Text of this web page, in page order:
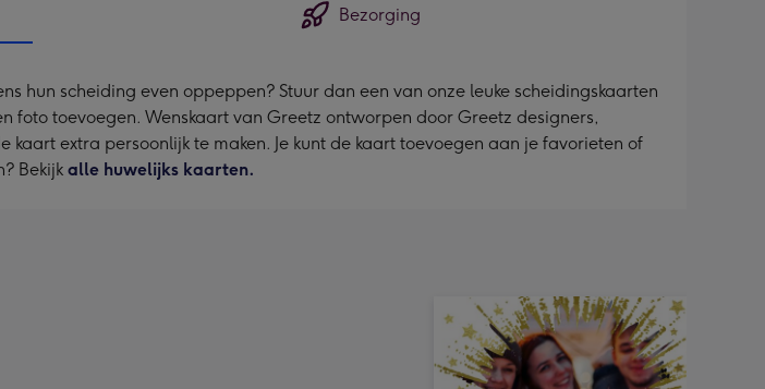
Bezorging
hun scheiding even oppeppen? Stuur dan een van onze leuke scheidingskaarten
foto toevoegen. Wenskaart van Greetz ontworpen door Greetz designers,
extra persoonlijk te maken. Je kunt de kaart toevoegen aan je favorieten of
Bekijk alle huwelijks kaarten.